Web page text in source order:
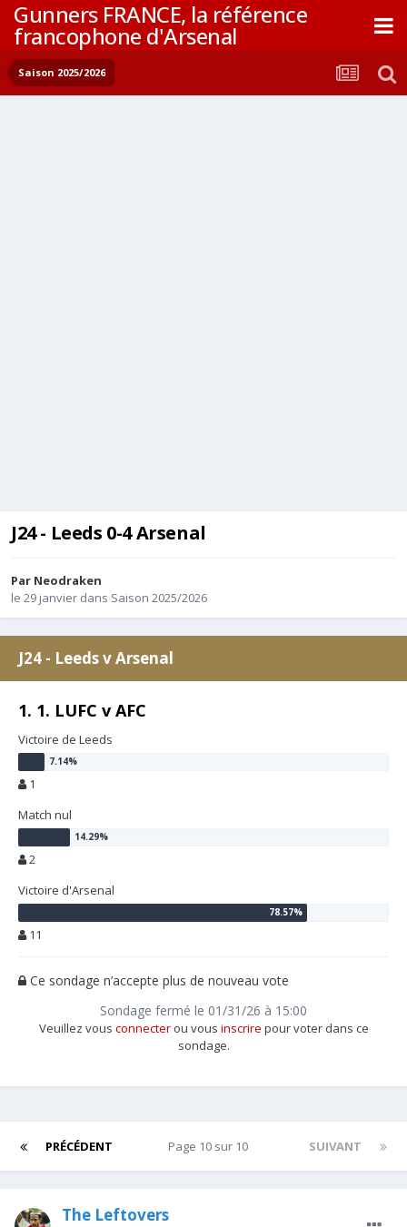
Gunners FRANCE, la référence
francophone d'Arsenal
Saison 2025/2026
J24 - Leeds 0-4 Arsenal
Par Neodraken
le 29 janvier dans Saison 2025/2026
J24 - Leeds v Arsenal
1. 1. LUFC v AFC
Victoire de Leeds
1
Match nul
2
Victoire d'Arsenal
11
Ce sondage n’accepte plus de nouveau vote
Veuillez vous connecterou vous inscrire pour voter dans ce
sondage.
Sondage fermé le 01/31/26 à 15:00
PRÉCÉDENT SUIVANT
Page 10 sur 10
The Leftovers